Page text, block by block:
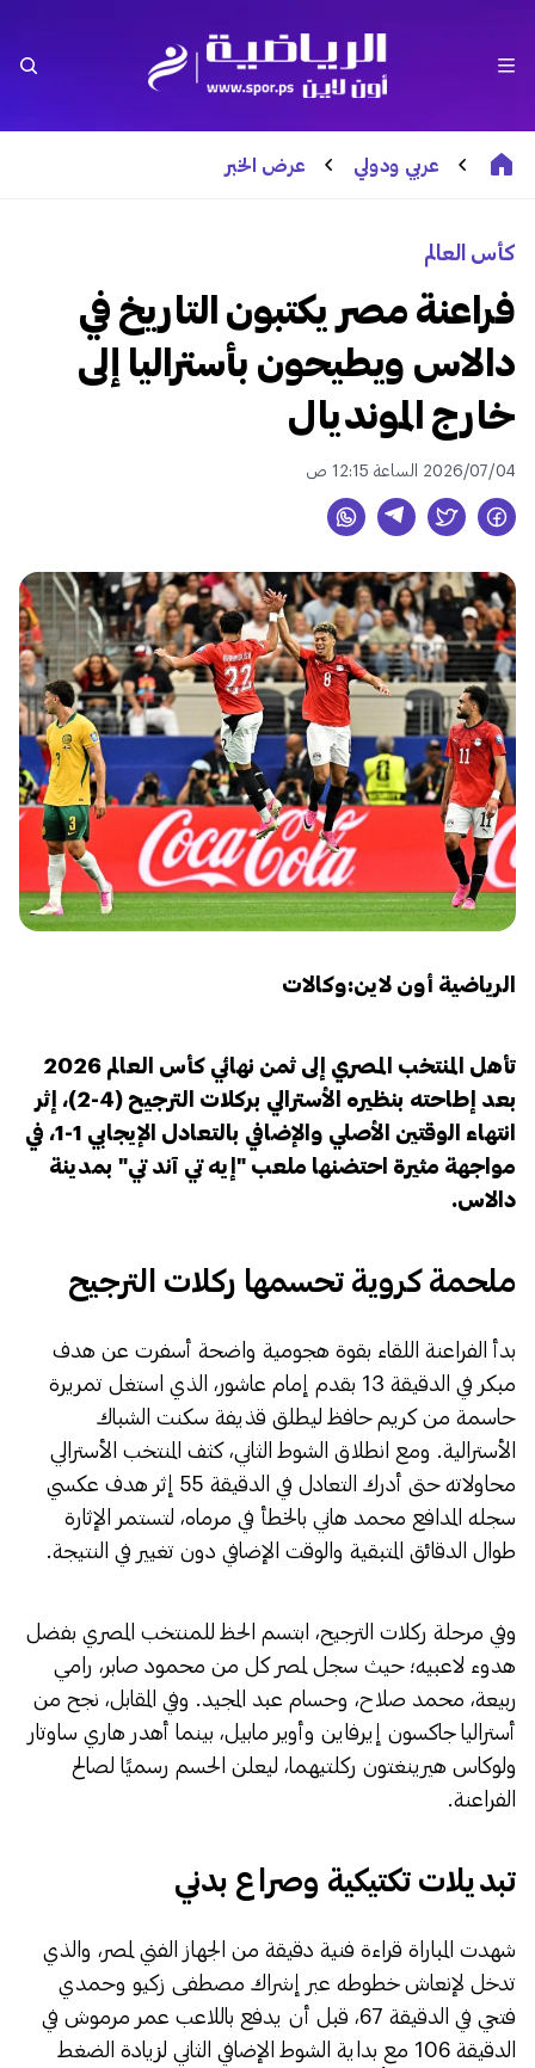
عربي ودولي عرض الخبر
كأس العالم
فراعنة مصر يكتبون التاريخ في
دالاس ويطيحون بأستراليا إلى
خارج المونديال
2026/07/04 الساعة 12:15 ص
الرياضية أون لاين:وكالات
تأهل المنتخب المصري إلى ثمن نهائي كأس العالم 2026
بعد إطاحته بنظيره الأسترالي بركلات الترجيح (4-2)، إثر
انتهاء الوقتين الأصلي والإضافي بالتعادل الإيجابي 1-1، في
مواجهة مثيرة احتضنها ملعب "إيه تي آند تي" بمدينة
دالاس.
​ملحمة كروية تحسمها ركلات الترجيح
​بدأ الفراعنة اللقاء بقوة هجومية واضحة أسفرت عن هدف
مبكر في الدقيقة 13 بقدم إمام عاشور، الذي استغل تمريرة
حاسمة من كريم حافظ ليطلق قذيفة سكنت الشباك
الأسترالية. ومع انطلاق الشوط الثاني، كثف المنتخب الأسترالي
محاولاته حتى أدرك التعادل في الدقيقة 55 إثر هدف عكسي
سجله المدافع محمد هاني بالخطأ في مرماه، لتستمر الإثارة
طوال الدقائق المتبقية والوقت الإضافي دون تغيير في النتيجة.
​وفي مرحلة ركلات الترجيح، ابتسم الحظ للمنتخب المصري بفضل
هدوء لاعبيه؛ حيث سجل لمصر كل من محمود صابر، رامي
ربيعة، محمد صلاح، وحسام عبد المجيد. وفي المقابل، نجح من
أستراليا جاكسون إيرفاين وأوير مابيل، بينما أهدر هاري ساوتار
ولوكاس هيرينغتون ركلتيهما، ليعلن الحسم رسميًا لصالح
الفراعنة.
​تبديلات تكتيكية وصراع بدني
​شهدت المباراة قراءة فنية دقيقة من الجهاز الفني لمصر، والذي
تدخل لإنعاش خطوطه عبر إشراك مصطفى زكيو وحمدي
فتحي في الدقيقة 67، قبل أن يدفع باللاعب عمر مرموش في
الدقيقة 106 مع بداية الشوط الإضافي الثاني لزيادة الضغط